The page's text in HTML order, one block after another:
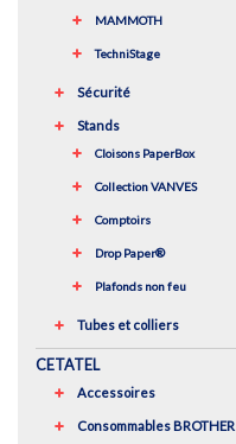
MAMMOTH
TechniStage
Sécurité
Stands
Cloisons PaperBox
Collection VANVES
Comptoirs
Drop Paper®
Plafonds non feu
Tubes et colliers
CETATEL
Accessoires
Consommables BROTHER